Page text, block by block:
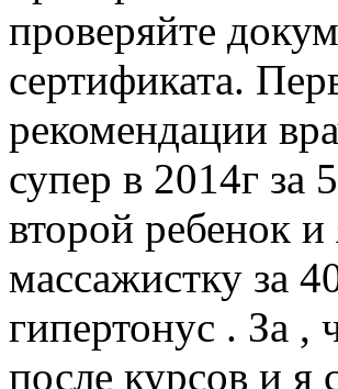
проверяйте
сертификата.
рекомендации
супер в 2014г за
второй ребенок
массажистку за
гипертонус . За ,
после курсов и я